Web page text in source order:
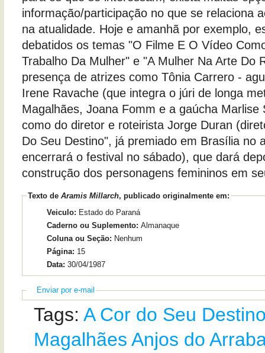
informação/participação no que se relaciona
na atualidade. Hoje e amanhã por exemplo,
debatidos os temas "O Filme E O Vídeo
Trabalho Da Mulher" e "A Mulher Na Arte Do
presença de atrizes como Tônia Carrero -
Irene Ravache (que integra o júri de longa
Magalhães, Joana Fomm e a gaúcha Marlise
como do diretor e roteirista Jorge Duran
Do Seu Destino", já premiado em Brasília no
encerrará o festival no sábado), que dará
construção dos personagens femininos em
Texto de Aramis Millarch, publicado originalmente em:
Veiculo: Estado do Paraná
Caderno ou Suplemento: Almanaque
Coluna ou Seção: Nenhum
Página: 15
Data: 30/04/1987
Enviar por e-mail
Tags: A Cor do Seu
Magalhães Anjos do